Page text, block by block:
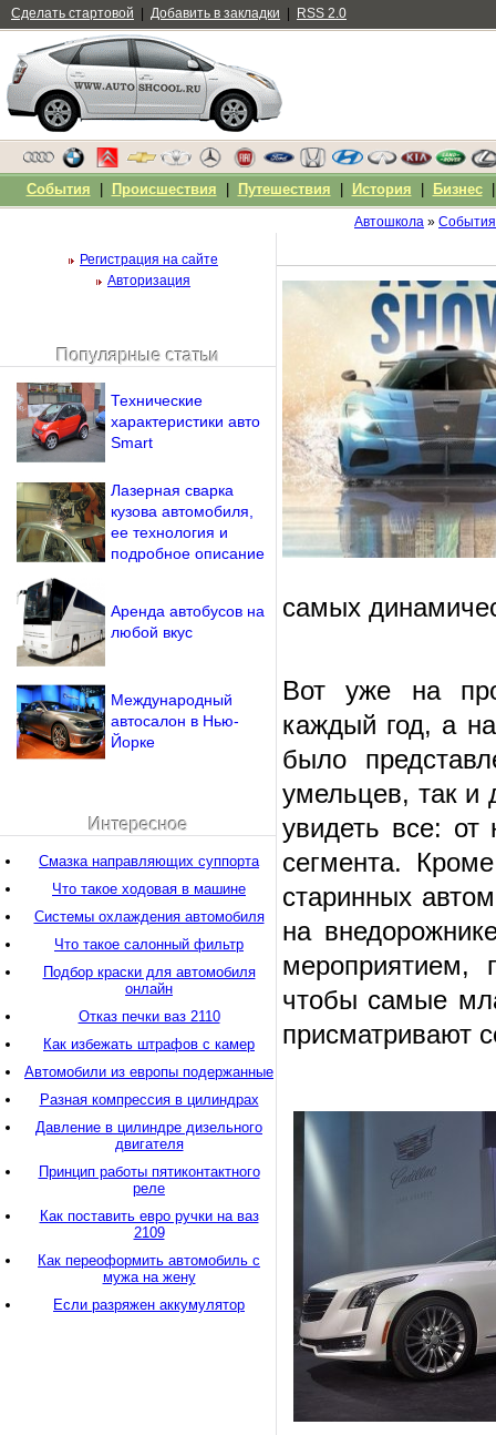
Автошкола » События
самых
Вот уже на
каждый год, а
было
умельцев, так и
увидеть все:
сегмента.
старинных
на
мероприятием,
чтобы самые
присматривают
Регистрация на сайте
Авторизация
Напомнить пароль?
Популярные статьи
Технические
характеристики авто
Smart
Лазерная сварка
кузова автомобиля,
ее технология и
подробное описание
Аренда автобусов на
любой вкус
Международный
автосалон в Нью-
Йорке
Интересное
Смазка направляющих суппорта
Что такое ходовая в машине
Системы охлаждения автомобиля
Что такое салонный фильтр
Подбор краски для автомобиля
онлайн
Отказ печки ваз 2110
Как избежать штрафов с камер
Автомобили из европы подержанные
Разная компрессия в цилиндрах
Давление в цилиндре дизельного
двигателя
Принцип работы пятиконтактного
реле
Как поставить евро ручки на ваз
2109
Как переоформить автомобиль с
мужа на жену
Если разряжен аккумулятор
Сделать стартовой Добавить в закладки RSS 2.0
События Происшествия Путешествия История Бизнес